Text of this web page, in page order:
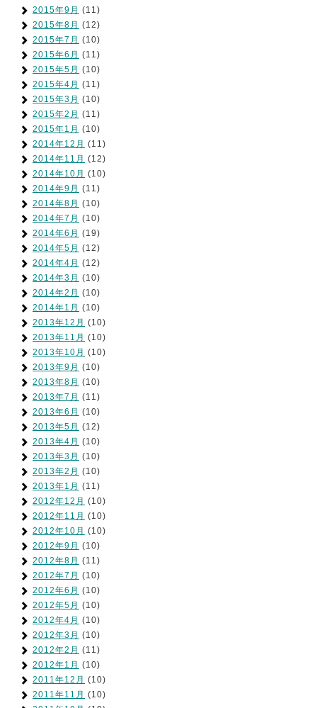
2015年9月 (11)
2015年8月 (12)
2015年7月 (10)
2015年6月 (11)
2015年5月 (10)
2015年4月 (11)
2015年3月 (10)
2015年2月 (11)
2015年1月 (10)
2014年12月 (11)
2014年11月 (12)
2014年10月 (10)
2014年9月 (11)
2014年8月 (10)
2014年7月 (10)
2014年6月 (19)
2014年5月 (12)
2014年4月 (12)
2014年3月 (10)
2014年2月 (10)
2014年1月 (10)
2013年12月 (10)
2013年11月 (10)
2013年10月 (10)
2013年9月 (10)
2013年8月 (10)
2013年7月 (11)
2013年6月 (10)
2013年5月 (12)
2013年4月 (10)
2013年3月 (10)
2013年2月 (10)
2013年1月 (11)
2012年12月 (10)
2012年11月 (10)
2012年10月 (10)
2012年9月 (10)
2012年8月 (11)
2012年7月 (10)
2012年6月 (10)
2012年5月 (10)
2012年4月 (10)
2012年3月 (10)
2012年2月 (11)
2012年1月 (10)
2011年12月 (10)
2011年11月 (10)